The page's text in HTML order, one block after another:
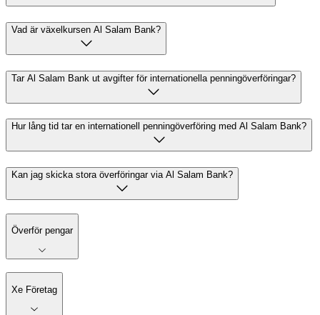
Vad är växelkursen Al Salam Bank?
Tar Al Salam Bank ut avgifter för internationella penningöverföringar?
Hur lång tid tar en internationell penningöverföring med Al Salam Bank?
Kan jag skicka stora överföringar via Al Salam Bank?
Överför pengar
Xe Företag